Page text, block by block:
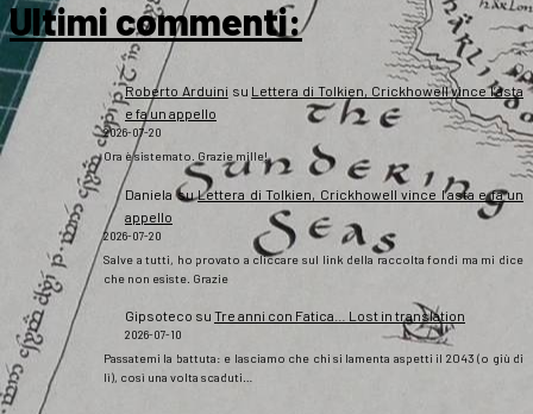
Ultimi commenti:
Roberto Arduini su Lettera di Tolkien, Crickhowell vince l’asta
e fa un appello
2026-07-20
Ora è sistemato. Grazie mille!
DanielasuLettera di Tolkien, Crickhowell vince l’asta e fa un
appello
2026-07-20
Salve a tutti, ho provato a cliccare sul link della raccolta fondi ma mi dice
che non esiste. Grazie
Gipsoteco su Tre anni con Fatica… Lost in translation
2026-07-10
Passatemi la battuta: e lasciamo che chi si lamenta aspetti il 2043 (o giù di
lì), così una volta scaduti…